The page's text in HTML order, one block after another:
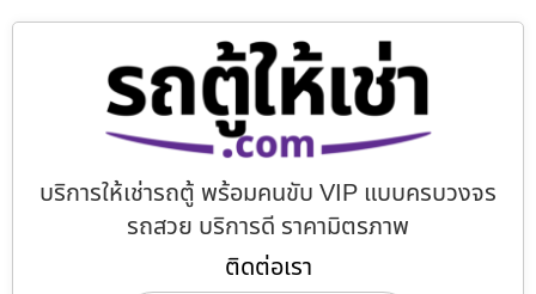
บริการให้เช่ารถตู้ พร้อมคนขับ VIP แบบครบวงจร
รถสวย บริการดี ราคามิตรภาพ
ติดต่อเรา